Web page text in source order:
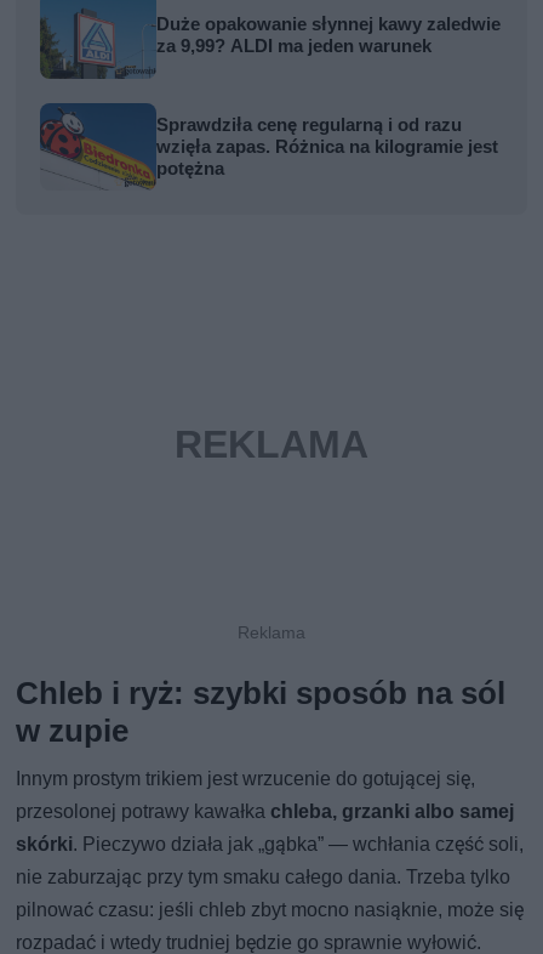
Duże opakowanie słynnej kawy zaledwie
za 9,99? ALDI ma jeden warunek
Sprawdziła cenę regularną i od razu
wzięła zapas. Różnica na kilogramie jest
potężna
Chleb i ryż: szybki sposób na sól
w zupie
Innym prostym trikiem jest wrzucenie do gotującej się,
przesolonej potrawy kawałka chleba, grzanki albo samej
skórki. Pieczywo działa jak „gąbka” — wchłania część soli,
nie zaburzając przy tym smaku całego dania. Trzeba tylko
pilnować czasu: jeśli chleb zbyt mocno nasiąknie, może się
rozpadać i wtedy trudniej będzie go sprawnie wyłowić.